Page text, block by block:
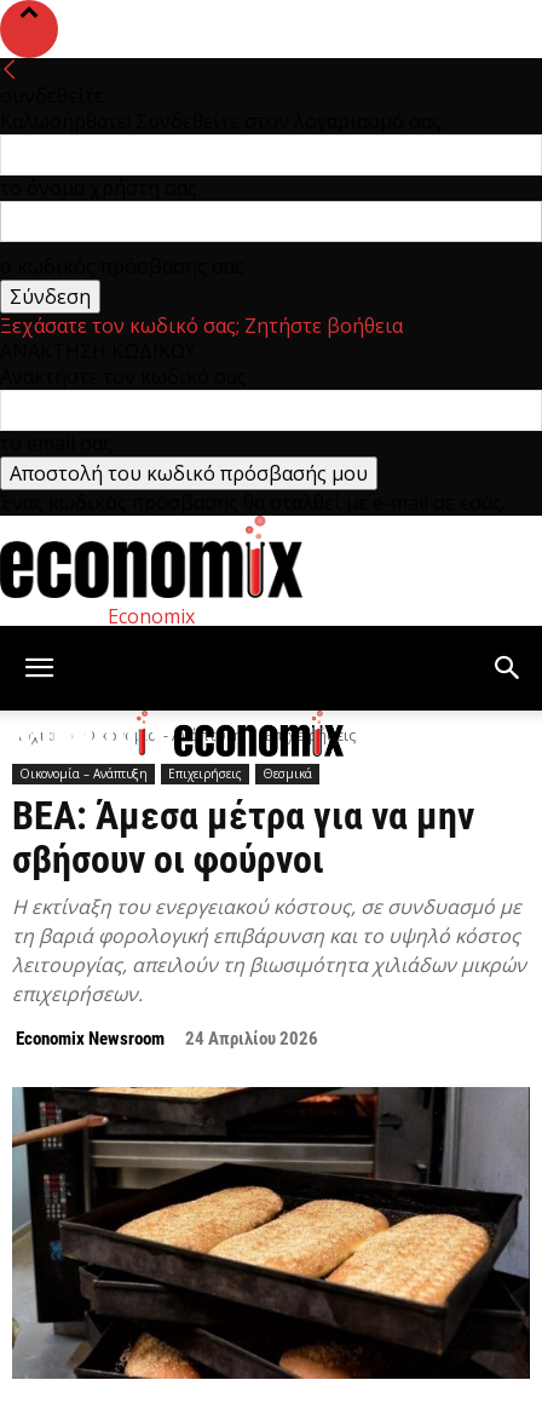
Ξεχάσατε τον κωδικό σας; Ζητήστε βοήθεια
Economix
Αρχική Οικονομία – Ανάπτυξη Επιχειρήσεις
Οικονομία – Ανάπτυξη Επιχειρήσεις Θεσμικά
ΒΕΑ: Άμεσα μέτρα για να μην
σβήσουν οι φούρνοι
Η εκτίναξη του ενεργειακού κόστους, σε συνδυασμό με
τη βαριά φορολογική επιβάρυνση και το υψηλό κόστος
λειτουργίας, απειλούν τη βιωσιμότητα χιλιάδων μικρών
επιχειρήσεων.
Economix Newsroom 24 Απριλίου 2026